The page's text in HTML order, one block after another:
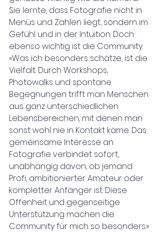
Sie lernte, dass Fotografie nicht in
Menüs und Zahlen liegt, sondern im
Gefühl und in der Intuition. Doch
ebenso wichtig ist die Community.
«Was ich besonders schätze, ist die
Vielfalt. Durch Workshops,
Photowalks und spontane
Begegnungen trifft man Menschen
aus ganz unterschiedlichen
Lebensbereichen, mit denen man
sonst wohl nie in Kontakt käme. Das
gemeinsame Interesse an
Fotografie verbindet sofort,
unabhängig davon, ob jemand
Profi, ambitionierter Amateur oder
kompletter Anfänger ist. Diese
Offenheit und gegenseitige
Unterstützung machen die
Community für mich so besonders.»